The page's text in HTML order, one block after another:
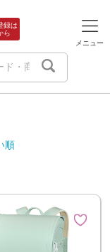
録は
ら
メニュー
順